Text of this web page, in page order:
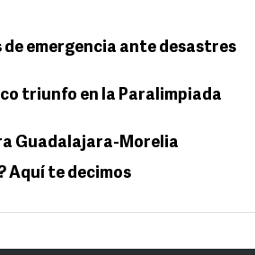
emergencia ante desastres
triunfo en la Paralimpiada
Guadalajara-Morelia
Aquí te decimos